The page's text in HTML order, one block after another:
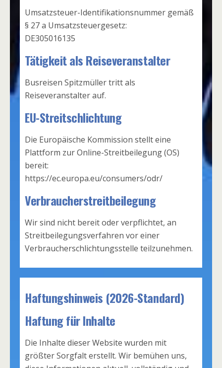
Umsatzsteuer-Identifikationsnummer gemäß
§ 27 a Umsatzsteuergesetz:
DE305016135
Tätigkeit als Reiseveranstalter
Busreisen Spitzmüller tritt als
Reiseveranstalter auf.
EU-Streitschlichtung
Die Europäische Kommission stellt eine
Plattform zur Online-Streitbeilegung (OS)
bereit:
https://ec.europa.eu/consumers/odr/
Verbraucherstreitbeilegung
Wir sind nicht bereit oder verpflichtet, an
Streitbeilegungsverfahren vor einer
Verbraucherschlichtungsstelle teilzunehmen.
Haftungshinweis (2026-Standard)
Haftung für Inhalte
Die Inhalte dieser Website wurden mit
größter Sorgfalt erstellt. Wir bemühen uns,